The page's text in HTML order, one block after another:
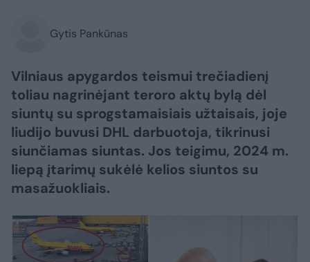
Gytis Pankūnas
Vilniaus apygardos teismui trečiadienį
toliau nagrinėjant teroro aktų bylą dėl
siuntų su sprogstamaisiais užtaisais, joje
liudijo buvusi DHL darbuotoja, tikrinusi
siunčiamas siuntas. Jos teigimu, 2024 m.
liepą įtarimų sukėlė kelios siuntos su
masažuokliais.